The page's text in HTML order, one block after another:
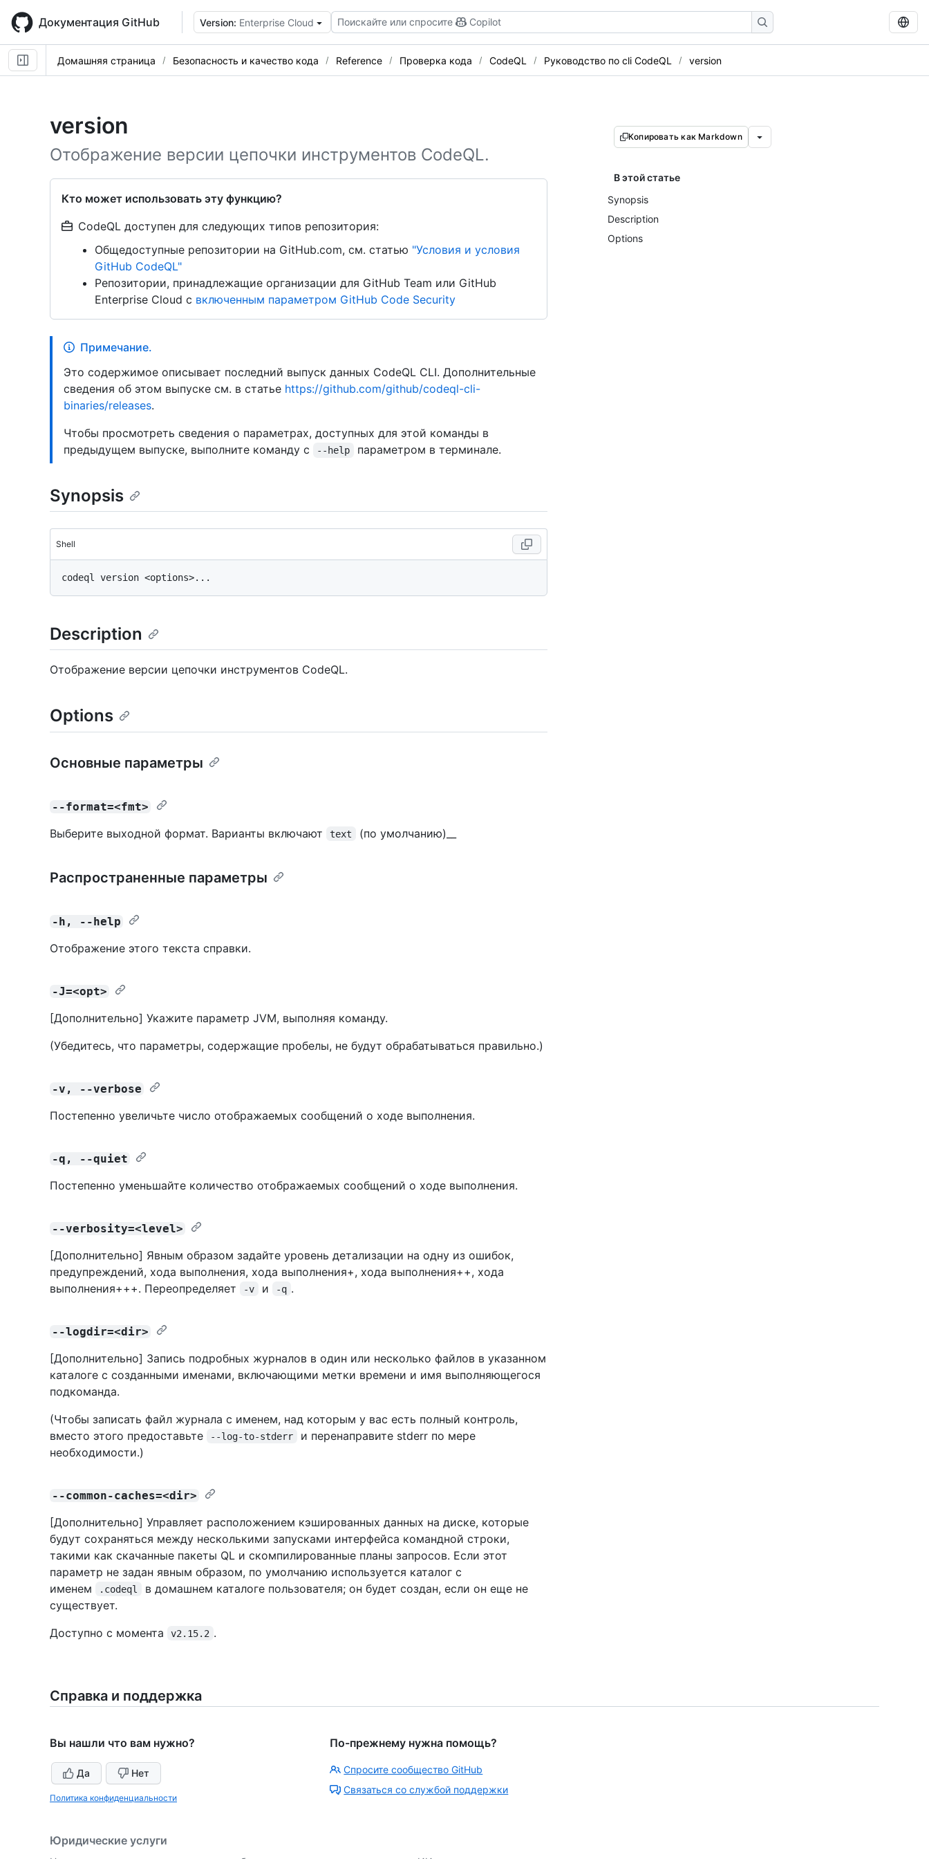
main
content
Документация GitHub Version: Enterprise Cloud Поискайте или спросите Copilot
Домашняя страница Безопасность и качество кода Reference Проверка кода CodeQL Руководство по cli CodeQL version
version
Отображение версии цепочки инструментов CodeQL.
Кто может использовать эту функцию?
CodeQL доступен для следующих типов репозитория:
Общедоступные репозитории на GitHub.com, см. статью "Условия и условия
GitHub CodeQL"
Репозитории, принадлежащие организации для GitHub Team или GitHub
Enterprise Cloud с включенным параметром GitHub Code Security
Копировать как Markdown
В этой статье
Synopsis
Description
Options
Примечание.
Это содержимое описывает последний выпуск данных CodeQL CLI. Дополнительные
сведения об этом выпуске см. в статье https://github.com/github/codeql-cli-
binaries/releases.
Чтобы просмотреть сведения о параметрах, доступных для этой команды в
предыдущем выпуске, выполните команду с
--help параметром в терминале.
Synopsis
Shell
Description
Отображение версии цепочки инструментов CodeQL.
Options
Основные параметры
--format=<fmt>
Выберите выходной формат. Варианты включают text (по умолчанию)__
Распространенные параметры
-h, --help
Отображение этого текста справки.
-J=<opt>
[Дополнительно] Укажите параметр JVM, выполняя команду.
(Убедитесь, что параметры, содержащие пробелы, не будут обрабатываться правильно.)
-v, --verbose
Постепенно увеличьте число отображаемых сообщений о ходе выполнения.
-q, --quiet
Постепенно уменьшайте количество отображаемых сообщений о ходе выполнения.
--verbosity=<level>
[Дополнительно] Явным образом задайте уровень детализации на одну из ошибок,
предупреждений, хода выполнения, хода выполнения+, хода выполнения++, хода
выполнения+++. Переопределяет
-v и -q .
--logdir=<dir>
[Дополнительно] Запись подробных журналов в один или несколько файлов в указанном
каталоге с созданными именами, включающими метки времени и имя выполняющегося
подкоманда.
(Чтобы записать файл журнала с именем, над которым у вас есть полный контроль,
вместо этого предоставьте
--log-to-stderr
и перенаправите stderr по мере
необходимости.)
--common-caches=<dir>
[Дополнительно] Управляет расположением кэшированных данных на диске, которые
будут сохраняться между несколькими запусками интерфейса командной строки,
такими как скачанные пакеты QL и скомпилированные планы запросов. Если этот
параметр не задан явным образом, по умолчанию используется каталог с
именем
.codeql
в домашнем каталоге пользователя; он будет создан, если он еще не
существует.
Доступно с момента
v2.15.2 .
Справка и поддержка
Вы нашли что вам нужно?
Да Нет
Политика конфиденциальности
По-прежнему нужна помощь?
Спросите сообщество GitHub
Связаться со службой поддержки
Юридические услуги